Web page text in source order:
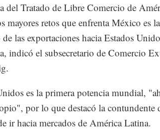
del Tratado de Libre Comercio de
retos que enfrenta México es
las exportaciones hacia Estados
indicó el subsecretario de Comercio
es la primera potencia mundial,
por lo que destacó la contundente
ir hacia mercados de América Latina.